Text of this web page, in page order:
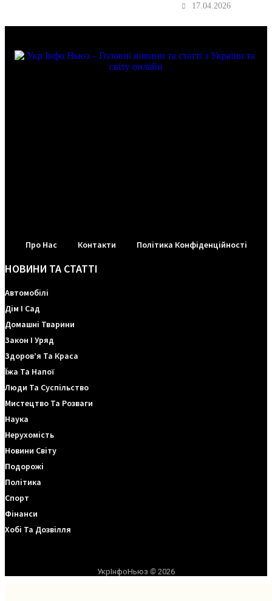
17.04.2026
Про Нас Контакти Політика Конфіденційності
НОВИНИ ТА СТАТТІ
Автомобілі
Дім І Сад
Домашні Тварини
Закон І Уряд
Здоров’я Та Краса
Їжа Та Напої
Люди Та Суспільство
Мистецтво Та Розваги
Наука
Нерухомість
Новини Світу
Подорожі
Політика
Спорт
Фінанси
Хобі Та Дозвілля
УкрІнфоНьюз © 2026